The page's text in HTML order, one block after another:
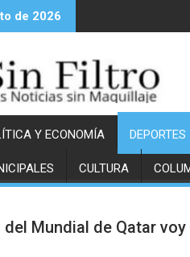
de 2026
Y ECONOMÍA DEPORTES
CULTURA
del Mundial de Qatar